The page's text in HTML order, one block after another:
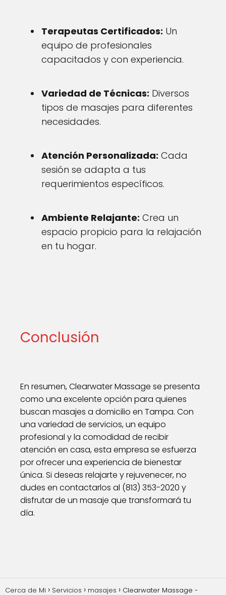
Terapeutas Certificados: Un
equipo de profesionales
capacitados y con experiencia.
Variedad de Técnicas: Diversos
tipos de masajes para diferentes
necesidades.
Atención Personalizada: Cada
sesión se adapta a tus
requerimientos específicos.
Ambiente Relajante: Crea un
espacio propicio para la relajación
en tu hogar.
Conclusión
En resumen, Clearwater Massage se presenta
como una excelente opción para quienes
buscan masajes a domicilio en Tampa. Con
una variedad de servicios, un equipo
profesional y la comodidad de recibir
atención en casa, esta empresa se esfuerza
por ofrecer una experiencia de bienestar
única. Si deseas relajarte y rejuvenecer, no
dudes en contactarlos al (813) 353-2020 y
disfrutar de un masaje que transformará tu
día.
Cerca de Mi Servicios masajes Clearwater Massage -